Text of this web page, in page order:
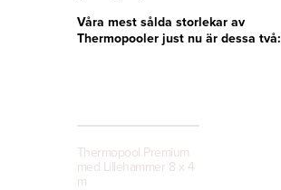
Våra mest sålda storlekar av
Thermopooler just nu är dessa två:
Thermopool Premium
med Lillehammer 8 x 4
m